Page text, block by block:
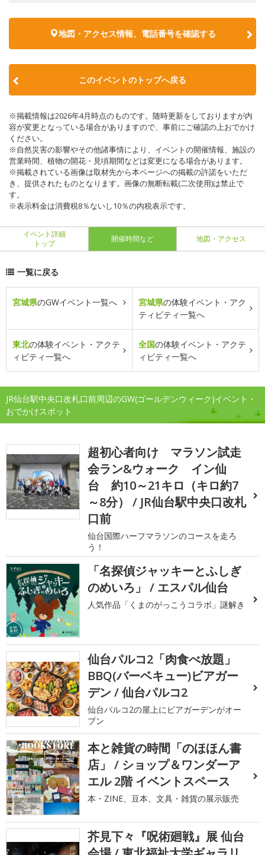
地図・アクセス情報、電話番号を確認する
このイベントのトップへ戻る
※掲載情報は2026年4月時点のものです。随時更新をしておりますが内
容が変更となっている場合がありますので、事前にご確認の上おでかけ
ください。
※自然災害の影響やその他諸事情により、イベントの開催情報、施設の
営業時間、植物の開花・見頃期間などは変更になる場合があります。
※掲載されている画像は取材先から本ページへの掲載の許諾をいただ
き、提供されたものとなります。画像の無断転載(二次使用)は禁止で
す。
※表示料金は消費税8％ないし10％の内税表示です。
イベント詳細
トップ
開催時間など 地図・アクセス
一覧に戻る
宮城県のGWイベント一覧へ 宮城県の体験イベント・アク
ティビティ一覧へ
東北の体験イベント・アクテ
ィビティ一覧へ
全国の体験イベント・アクテ
ィビティ一覧へ
JR仙台駅中央口改札口前周辺のGW(ゴールデンウィーク)イベント・
おでかけスポット
超初心者向け マラソン試走
会ラン&ウォーク イン仙
台 約10～21キロ（キロ約7
～8分） / JR仙台駅中央口改札
口前
仙台国際ハーフマラソンのコースを走ろ
う！
「名探偵ジャッキーとふしぎ
のめいろ」 / エスパル仙台
人気作品「くまのがっこうコラボ」謎解き
仙台パルコ2「肉食べ放題」
BBQ(バーベキュー)ビアガー
デン / 仙台パルコ2
仙台パルコ2の屋上にビアガーデンがオー
プン
本と雑貨の時間「のほほん書
店」 / ショップ＆ワンダーア
エル 2階 イベントスペース
本・ZINE、豆本、文具・雑貨の展示販売
芥見下々『呪術廻戦』展 仙台